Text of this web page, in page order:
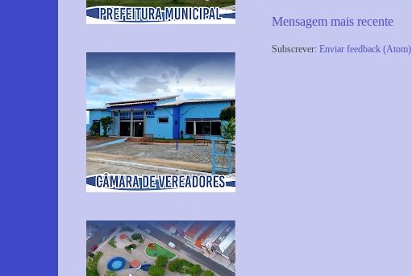
Mensagem mais recente
Subscrever: Enviar feedback (Atom)